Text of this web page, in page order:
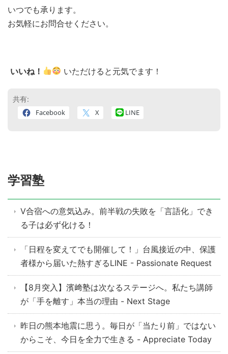
いつでも承ります。
お気軽にお問合せください。
いいね！ いただけると元気でます！
共有:
Facebook X LINE
学習塾
V合宿への意気込み。前半戦の失敗を「言語化」でき
る子は必ず化ける！
「日程を変えてでも開催して！」台風接近の中、保護
者様から届いた熱すぎるLINE - Passionate Request
【8月突入】濱﨑塾は次なるステージへ。私たち講師
が「手を離す」本当の理由 - Next Stage
昨日の熊本地震に思う。毎日が「当たり前」ではない
からこそ、今日を全力で生きる - Appreciate Today